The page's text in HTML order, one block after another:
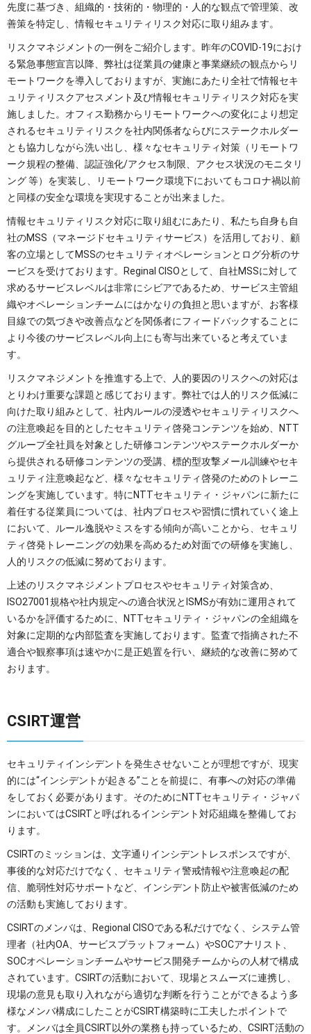
先度に基づき、組織的・技術的・物理的・人的な観点で管理策、改
善策を特定し、情報セキュリティリスク対応に取り組みます。
リスクマネジメントの一例をご紹介します。昨年のCOVID-19におけ
る緊急事態宣言以降、弊社は従業員の健康と事業継続の観点からリ
モートワークを導入しておりますが、実施にあたり全社で情報セキ
ュリティリスクアセスメント及び情報セキュリティリスク対応を実
施しました。オフィス勤務からリモートワークへの変化により想定
されるセキュリティリスクを社内関係者ならびにステークホルダー
とも協力しながら洗い出し、様々なセキュリティ対策（リモートワ
ーク規程の整備、認証強化/アクセス制限、アクセス状況のモニタリ
ング 等）を実装し、リモートワーク環境下においてもコロナ禍以前
と同様の安全な環境を実現することが出来ました。
情報セキュリティリスク対応に取り組むにあたり、私たち自身も自
社のMSS（マネージドセキュリティサービス）を活用しており、顧
客の立場としてMSSのセキュリティオペレーションとログ分析のサ
ービスを受けております。Reginal CISOとして、自社MSSに対して
求めるサービスレベルは非常にシビアであるため、サービス主管組
織やオペレーションチームにはかなりの負担と思いますが、お客様
目線での気づきや改善点などを関係者にフィードバックすることに
より今後のサービスレベル向上にも寄与出来ていると考えていま
す。
リスクマネジメントを推進する上で、人的要因のリスクへの対応は
とりわけ重要な課題と感じております。弊社では人的リスク低減に
向けた取り組みとして、社内ルールの浸透やセキュリティリスクへ
の注意喚起を目的としたセキュリティ啓発コンテンツを始め、NTT
グループ全社員を対象とした研修コンテンツやステークホルダーか
ら提供される研修コンテンツの受講、標的型攻撃メール訓練やセキ
ュリティ注意喚起など、様々なセキュリティ啓発のためのトレーニ
ングを実施しています。特にNTTセキュリティ・ジャパンに新たに
着任する従業員については、社内プロセスや習慣に慣れていく途上
において、ルール逸脱やミスをする傾向が高いことから、セキュリ
ティ啓発トレーニングの効果を高めるため対面での研修を実施し、
人的リスクの低減に努めております。
上述のリスクマネジメントプロセスやセキュリティ対策含め、
ISO27001規格や社内規定への適合状況とISMSが有効に運用されて
いるかを評価するために、NTTセキュリティ・ジャパンの全組織を
対象に定期的な内部監査を実施しております。監査で指摘された不
適合や観察事項は速やかに是正処置を行い、継続的な改善に努めて
おります。
CSIRT運営
セキュリティインシデントを発生させないことが理想ですが、現実
的には“インシデントが起きる”ことを前提に、有事への対応の準備
をしておく必要があります。そのためにNTTセキュリティ・ジャパ
ンにおいてはCSIRTと呼ばれるインシデント対応組織を整備してお
ります。
CSIRTのミッションは、文字通りインシデントレスポンスですが、
事後的な対応だけでなく、セキュリティ警戒情報や注意喚起の配
信、脆弱性対応サポートなど、インシデント防止や被害低減のため
の活動も実施しております。
CSIRTのメンバは、Regional CISOである私だけでなく、システム管
理者（社内OA、サービスプラットフォーム）やSOCアナリスト、
SOCオペレーションチームやサービス開発チームからの人材で構成
されています。CSIRTの活動において、現場とスムーズに連携し、
現場の意見も取り入れながら適切な判断を行うことができるよう多
様なメンバ構成にしたことがCSIRT構築時に工夫したポイントで
す。メンバは全員CSIRT以外の業務も持っているため、CSIRT活動の